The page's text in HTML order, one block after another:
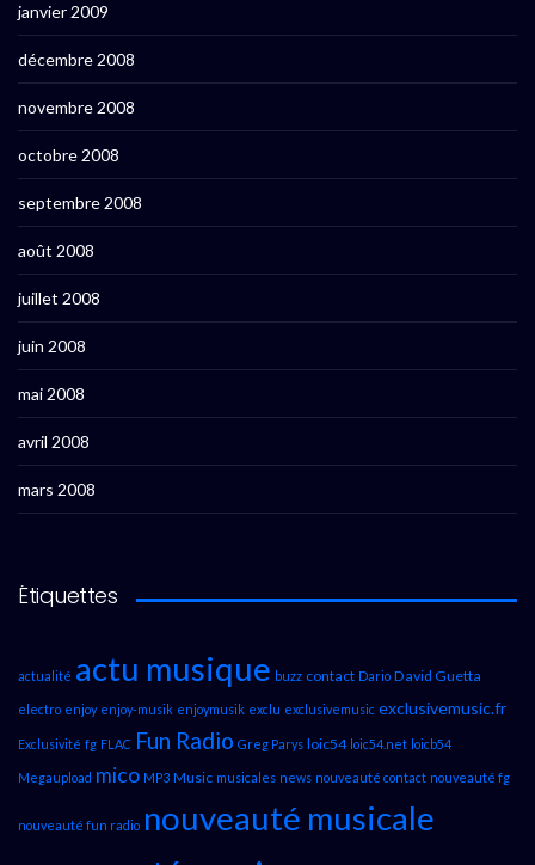
janvier 2009
décembre 2008
novembre 2008
octobre 2008
septembre 2008
août 2008
juillet 2008
juin 2008
mai 2008
avril 2008
mars 2008
Étiquettes
actualité actu musique buzz contact Dario David Guetta
electro enjoy enjoy-musik enjoymusik exclu exclusivemusic exclusivemusic.fr
Exclusivité fg FLAC Fun Radio Greg Parys loic54 loic54.net loicb54
Megaupload mico MP3 Music musicales news nouveauté contact nouveauté fg
nouveauté fun radio nouveauté musicale